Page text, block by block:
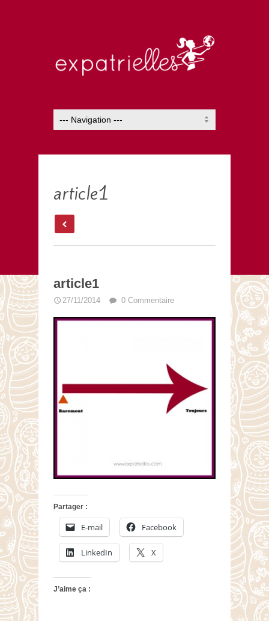
article1
article1
27/11/2014 0 Commentaire
Partager :
E-mail Facebook
LinkedIn X
J’aime ça :